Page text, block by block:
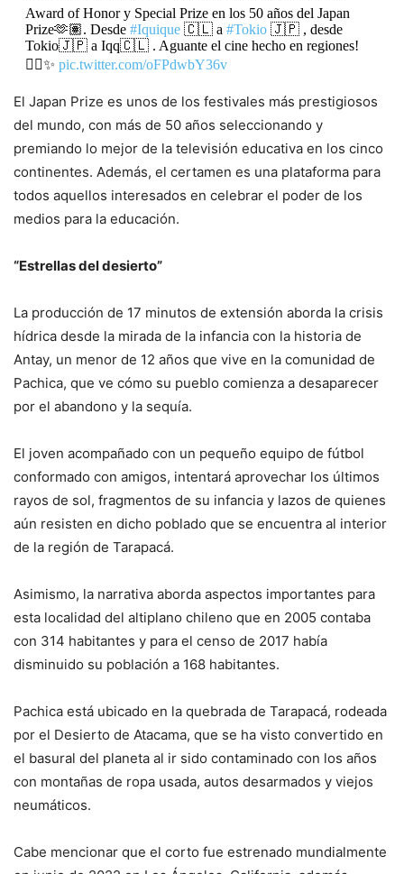
Award of Honor y Special Prize en los 50 años del Japan
Prize🫶🏽. Desde #Iquique🇨🇱 a #Tokio🇯🇵 , desde
Tokio🇯🇵 a Iqq🇨🇱 . Aguante el cine hecho en regiones!
✊🏽✨ pic.twitter.com/oFPdwbY36v
— Katherina Harder (@KatherinaHarder)November 20,
2023
El Japan Prize es unos de los festivales más prestigiosos
del mundo, con más de 50 años seleccionando y
premiando lo mejor de la televisión educativa en los cinco
continentes. Además, el certamen es una plataforma para
todos aquellos interesados ​​en celebrar el poder de los
medios para la educación.
“Estrellas del desierto”
La producción de 17 minutos de extensión aborda la crisis
hídrica desde la mirada de la infancia con la historia de
Antay, un menor de 12 años que vive en la comunidad de
Pachica, que ve cómo su pueblo comienza a desaparecer
por el abandono y la sequía.
El joven acompañado con un pequeño equipo de fútbol
conformado con amigos, intentará aprovechar los últimos
rayos de sol, fragmentos de su infancia y lazos de quienes
aún resisten en dicho poblado que se encuentra al interior
de la región de Tarapacá.
Asimismo, la narrativa aborda aspectos importantes para
esta localidad del altiplano chileno que en 2005 contaba
con 314 habitantes y para el censo de 2017 había
disminuido su población a 168 habitantes.
Pachica está ubicado en la quebrada de Tarapacá, rodeada
por el Desierto de Atacama, que se ha visto convertido en
el basural del planeta al ir sido contaminado con los años
con montañas de ropa usada, autos desarmados y viejos
neumáticos.
Cabe mencionar que el corto fue estrenado mundialmente